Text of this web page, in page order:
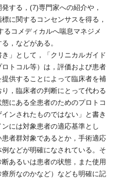
する，(7)専門家への紹介や，
に関するコンセンサスを得る，
コメディカルへ喘息マネジメ
，などがある。
」として，「クリニカルガイド
トコル等）は，評価および患者
供することによって臨床者を補
，臨床者の判断にとって代わる
にある全患者のためのプロトコ
ンされたものではない」と書き
には対象患者の適応基準とし
者群対象であるとか，手術適応
などが明確になされている。そ
あるいは患者の状態，また使用
所なのかなど）なども明確に記